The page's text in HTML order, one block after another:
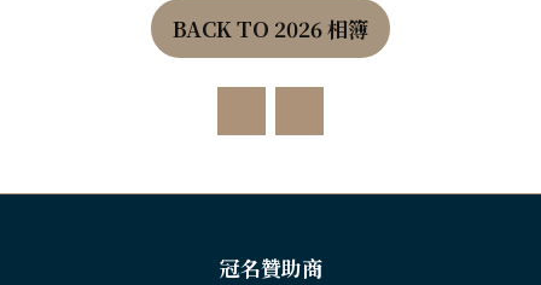
BACK TO 2026 相簿
(OPENS
NEW
冠名贊助商